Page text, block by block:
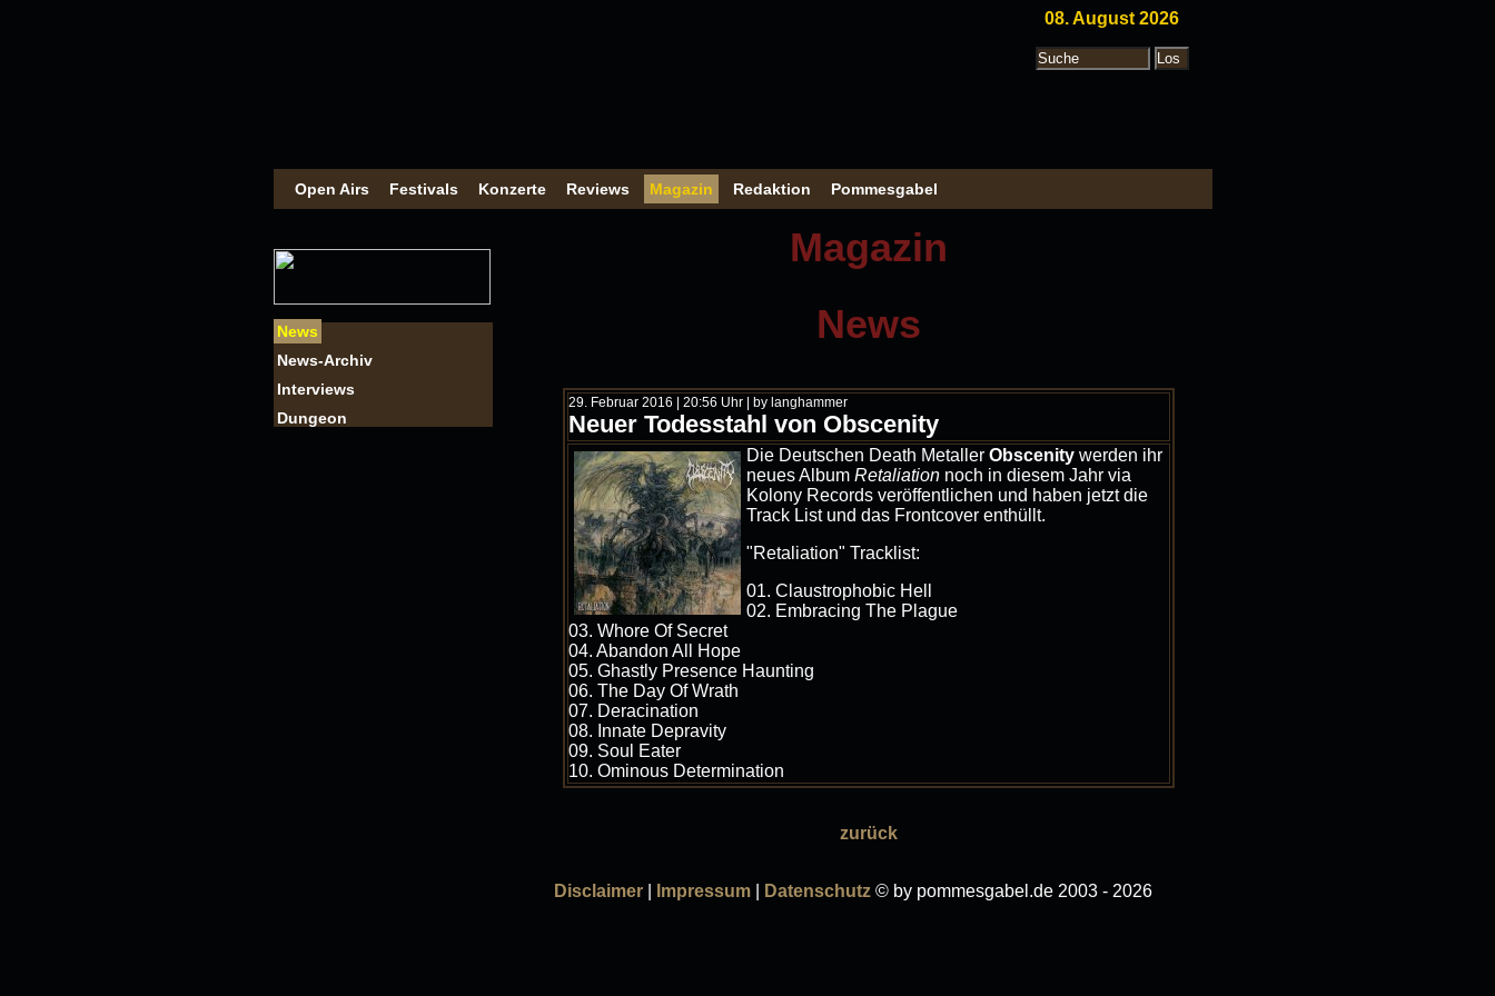
08. August 2026
Open Airs Festivals Konzerte Reviews Magazin Redaktion Pommesgabel
Magazin
News
News-Archiv
Interviews
Dungeon
News
29. Februar 2016 | 20:56 Uhr | by langhammer
Neuer Todesstahl von Obscenity
Die Deutschen Death Metaller Obscenity werden ihr
neues Album Retaliation noch in diesem Jahr via
Kolony Records veröffentlichen und haben jetzt die
Track List und das Frontcover enthüllt.
"Retaliation" Tracklist:
01. Claustrophobic Hell
02. Embracing The Plague
03. Whore Of Secret
04. Abandon All Hope
05. Ghastly Presence Haunting
06. The Day Of Wrath
07. Deracination
08. Innate Depravity
09. Soul Eater
10. Ominous Determination
zurück
Disclaimer| Impressum| Datenschutz© by pommesgabel.de 2003 - 2026